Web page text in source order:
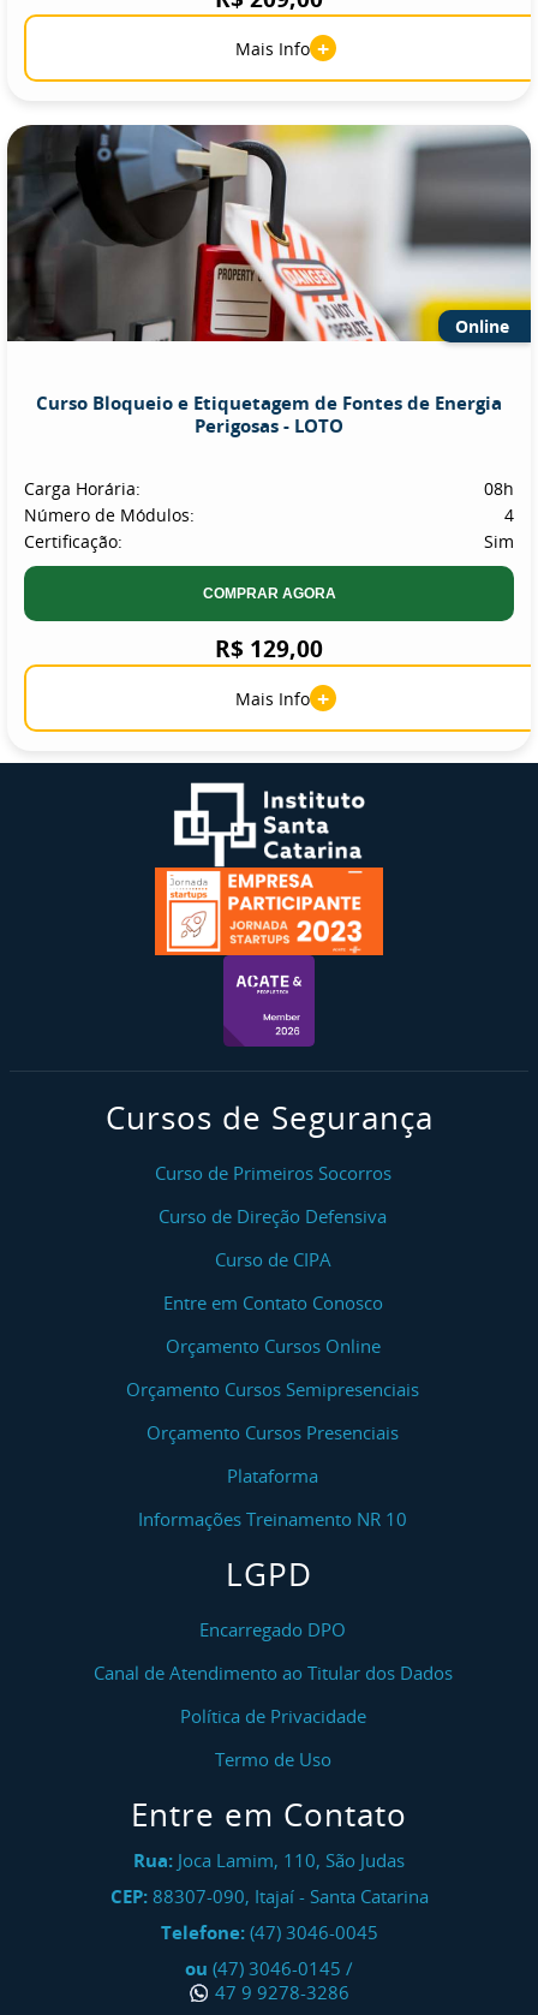
Mais Info +
Online
Curso Bloqueio e Etiquetagem de Fontes de Energia
Perigosas - LOTO
Carga Horária:
08h
Número de Módulos:
4
Certificação:
Sim
COMPRAR AGORA
R$ 129,00
Mais Info +
Cursos de Segurança
Curso de Primeiros Socorros
Curso de Direção Defensiva
Curso de CIPA
Entre em Contato Conosco
Orçamento Cursos Online
Orçamento Cursos Semipresenciais
Orçamento Cursos Presenciais
Plataforma
Informações Treinamento NR 10
LGPD
Encarregado DPO
Canal de Atendimento ao Titular dos Dados
Política de Privacidade
Termo de Uso
Entre em Contato
Rua: Joca Lamim, 110, São Judas
CEP: 88307-090, Itajaí- Santa Catarina
Telefone: (47) 3046-0045
ou (47) 3046-0145 /
47 9 9278-3286